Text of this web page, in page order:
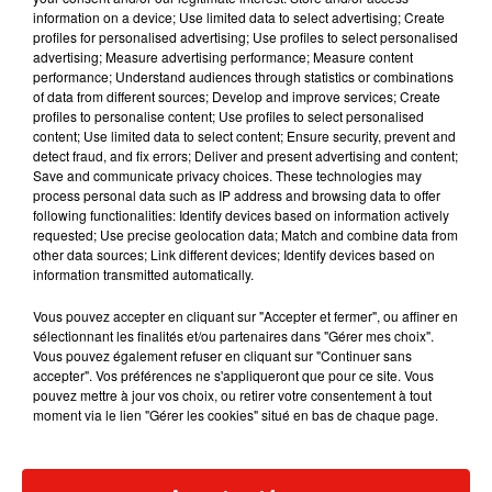
Musique
7 août 2026
Julien Lieb s’essaye à la vie de chatelain
dans son nouveau clip
7 août 2026
Madonna sort enfin le remix de « Love
Sensation » avec Kylie Minogue
information on a device; Use limited data to select advertising; Create
profiles for personalised advertising; Use profiles to select personalised
advertising; Measure advertising performance; Measure content
performance; Understand audiences through statistics or combinations
of data from different sources; Develop and improve services; Create
profiles to personalise content; Use profiles to select personalised
content; Use limited data to select content; Ensure security, prevent and
detect fraud, and fix errors; Deliver and present advertising and content;
Save and communicate privacy choices. These technologies may
process personal data such as IP address and browsing data to offer
following functionalities: Identify devices based on information actively
requested; Use precise geolocation data; Match and combine data from
other data sources; Link different devices; Identify devices based on
information transmitted automatically.
Vous pouvez accepter en cliquant sur "Accepter et fermer", ou affiner en
sélectionnant les finalités et/ou partenaires dans "Gérer mes choix".
Vous pouvez également refuser en cliquant sur "Continuer sans
accepter". Vos préférences ne s'appliqueront que pour ce site. Vous
pouvez mettre à jour vos choix, ou retirer votre consentement à tout
moment via le lien "Gérer les cookies" situé en bas de chaque page.